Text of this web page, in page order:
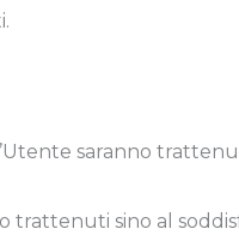
saranno
trattenuti sino al